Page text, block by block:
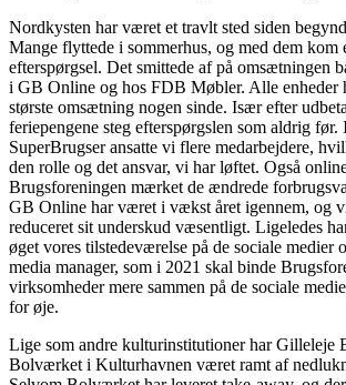
Nordkysten har været et travlt sted siden
Mange flyttede i sommerhus, og med dem kom
efterspørgsel. Det smittede af på omsætningen
i GB Online og hos FDB Møbler. Alle enheder
største omsætning nogen sinde. Især efter
feriepengene steg efterspørgslen som aldrig før.
SuperBrugser ansatte vi flere medarbejdere,
den rolle og det ansvar, vi har løftet. Også
Brugsforeningen mærket de ændrede
GB Online har været i vækst året igennem, og
reduceret sit underskud væsentligt. Ligeledes
øget vores tilstedeværelse på de sociale medier
media manager, som i 2021 skal binde
virksomheder mere sammen på de sociale
for øje.
Lige som andre kulturinstitutioner har Gilleleje
Bolværket i Kulturhavnen været ramt af